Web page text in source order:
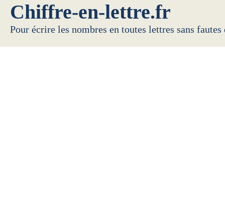
Chiffre-en-lettre.fr
Pour écrire les nombres en toutes lettres sans